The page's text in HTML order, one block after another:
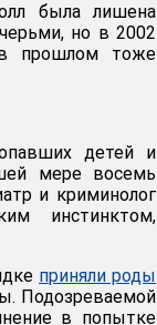
была лишена
но в 2002
прошлом тоже
детей и
мере восемь
и криминолог
инстинктом,
приняли роды
Подозреваемой
в попытке